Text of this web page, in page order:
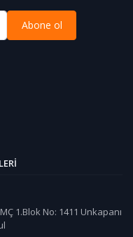
Abone ol
1.Blok No: 1411 Unkapanı